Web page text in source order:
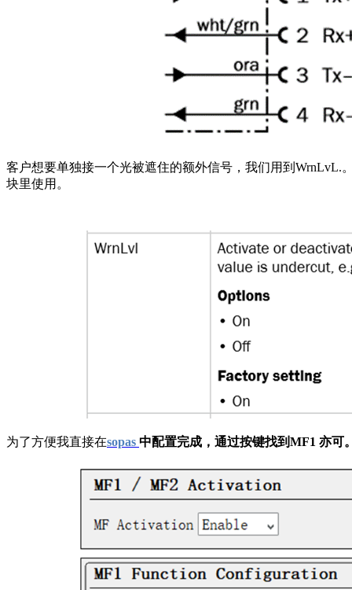
客户想要单独接一个光被遮住的额外信号，我们用到WrnLvL.
块里使用。
为了方便我直接在sopas 中配置完成，通过按键找到MF1 亦可